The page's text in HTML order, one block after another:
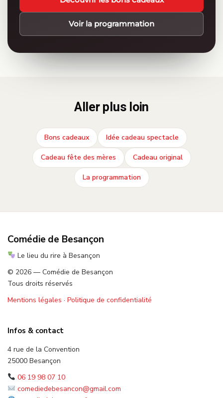
Voir la programmation
Aller plus loin
Bons cadeaux Idée cadeau spectacle
Cadeau fête des mères Cadeau original
La programmation
Comédie de Besançon
Le lieu du rire à Besançon
© 2026 — Comédie de Besançon
Tous droits réservés
Mentions légales · Politique de confidentialité
Infos & contact
4 rue de la Convention
25000 Besançon
06 19 98 07 10
comediedebesancon@gmail.com